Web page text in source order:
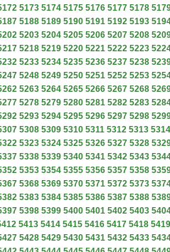
5173 5174 5175 5176 5177 5178
5188 5189 5190 5191 5192 5193
5203 5204 5205 5206 5207 5208
5218 5219 5220 5221 5222 5223
5233 5234 5235 5236 5237 5238
5248 5249 5250 5251 5252 5253
5263 5264 5265 5266 5267 5268
5278 5279 5280 5281 5282 5283
5293 5294 5295 5296 5297 5298
5308 5309 5310 5311 5312 5313 5314
5323 5324 5325 5326 5327 5328
5338 5339 5340 5341 5342 5343
5353 5354 5355 5356 5357 5358
5368 5369 5370 5371 5372 5373
5383 5384 5385 5386 5387 5388
5398 5399 5400 5401 5402 5403
5413 5414 5415 5416 5417 5418 5419
5428 5429 5430 5431 5432 5433